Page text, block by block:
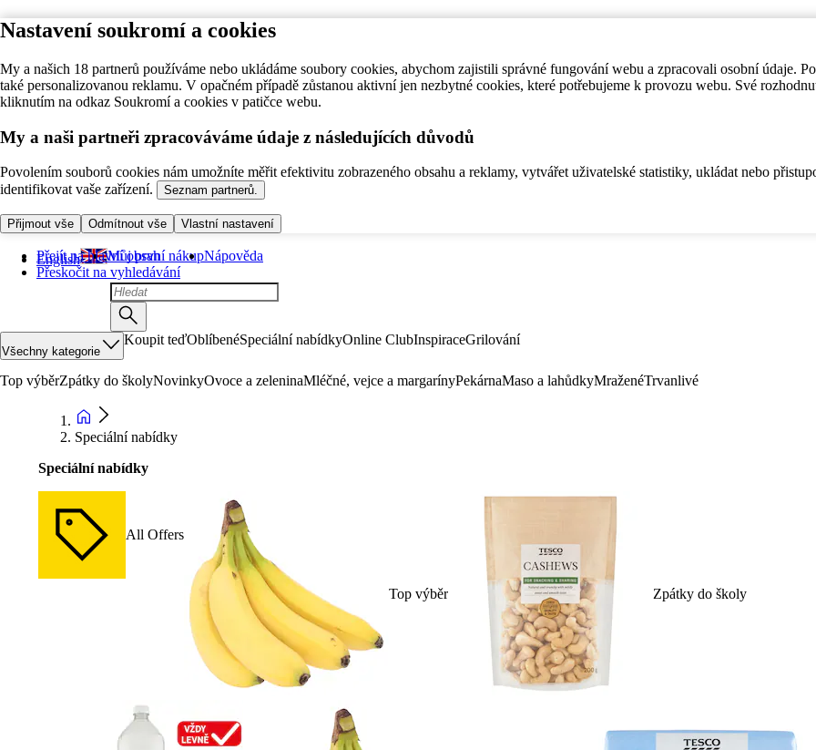
Nastavení soukromí a cookies
My a našich 18 partnerů používáme nebo ukládáme soubory cookies, abychom zajistili správné fungování webu a zpracovali osobní údaje.
také personalizovanou reklamu. V opačném případě zůstanou aktivní jen nezbytné cookies, které potřebujeme k provozu webu. Své
kliknutím na odkaz Soukromí a cookies v patičce webu.
My a naši partneři zpracováváme údaje z následujících důvodů
Povolením souborů cookies nám umožníte měřit efektivitu zobrazeného obsahu a reklamy, vytvářet uživatelské statistiky, ukládat nebo
identifikovat vaše zařízení.
Seznam partnerů.
Přijmout vše Odmítnout vše Vlastní nastavení
Přejít na hlavní obsah
Přeskočit na vyhledávání
English Můj první nákupNápověda
Všechny kategorie
Koupit teďOblíbenéSpeciální nabídkyOnline ClubInspiraceGrilování
Top výběrZpátky do školyNovinkyOvoce a zeleninaMléčné, vejce a margarínyPekárnaMaso a lahůdkyMraženéTrvanlivé
Speciální nabídky
Speciální nabídky
All Offers
Top výběr Zpátky do školy